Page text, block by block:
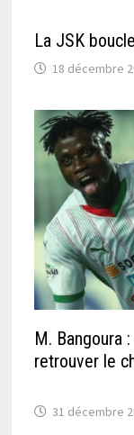
La JSK
18 décembre
M. Bangoura
retrouver
31 décembre